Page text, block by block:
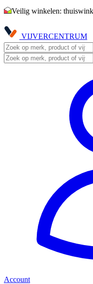
Veilig winkelen:
VIJVERCENTRUM
Account